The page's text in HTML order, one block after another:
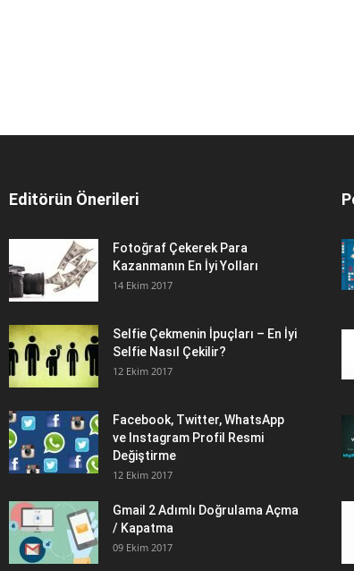
Editörün Önerileri
Fotoğraf Çekerek Para
Kazanmanın En İyi Yolları
14 Ekim 2017
Selfie Çekmenin İpuçları – En İyi
Selfie Nasıl Çekilir?
12 Ekim 2017
Facebook, Twitter, WhatsApp
ve Instagram Profil Resmi
Değiştirme
12 Ekim 2017
Gmail 2 Adımlı Doğrulama Açma
/ Kapatma
09 Ekim 2017